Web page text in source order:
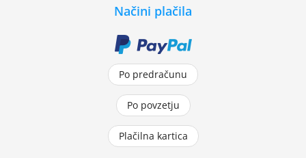
Načini plačila
Po predračunu
Po povzetju
Plačilna kartica